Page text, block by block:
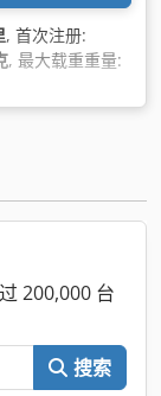
, 首次注册:
, 最大载重重量:
毫米, 轴距:
自动, 齿轮数:12,
, 允许轴载（第3
11,767 h
, 设备:
注册, 安全气囊,
, 电动窗调节,
, 防抱死制动系
200,000 台
搜索